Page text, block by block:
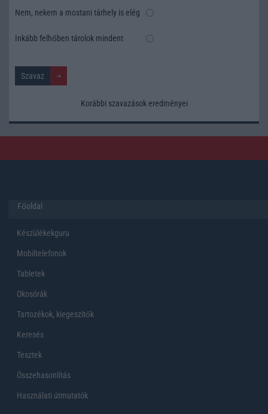
Nem, nekem a mostani tárhely is elég
Inkább felhőben tárolok mindent
Korábbi szavazások eredményei
Főoldal
Készülékekguru
Mobiltelefonok
Tabletek
Okosórák
Tartozékok, kiegeszítők
Keresés
Tesztek
Összehasonlítás
Használati útmutatók